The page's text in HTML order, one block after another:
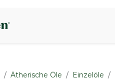
Ätherische Öle Einzelöle